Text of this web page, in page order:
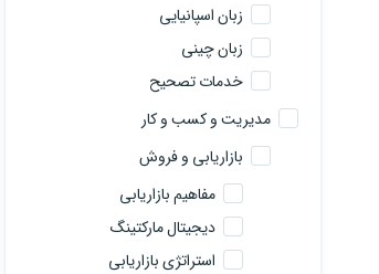
زبان اسپانیایی
زبان چینی
خدمات تصحیح
مدیریت و کسب و کار
بازاریابی و فروش
مفاهیم بازاریابی
دیجیتال مارکتینگ
استراتژی بازاریابی